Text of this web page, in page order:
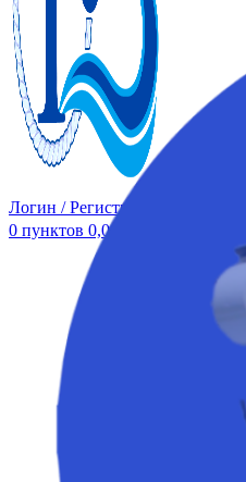
Логин / Регистрация
0 пунктов 0,00